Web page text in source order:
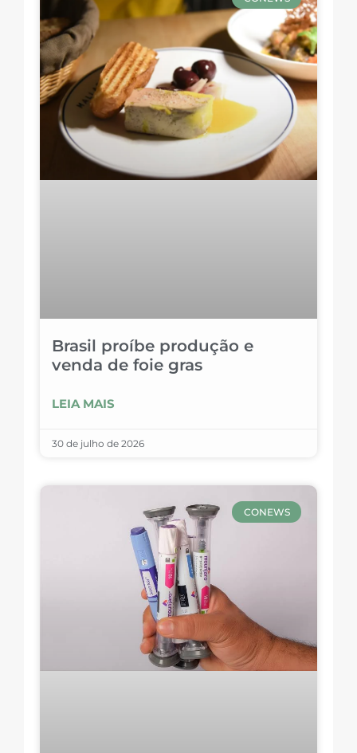
Brasil proíbe produção e
venda de foie gras
LEIA MAIS
30 de julho de 2026
CONEWS